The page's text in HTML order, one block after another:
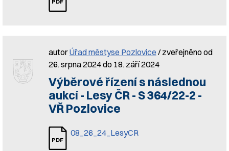
autorÚřad městyse Pozlovice / zveřejněno od
26. srpna 2024 do 18. září 2024
Výběrové řízení s následnou
aukcí - Lesy ČR - S 364/22-2 -
VŘ Pozlovice
08_26_24_LesyCR